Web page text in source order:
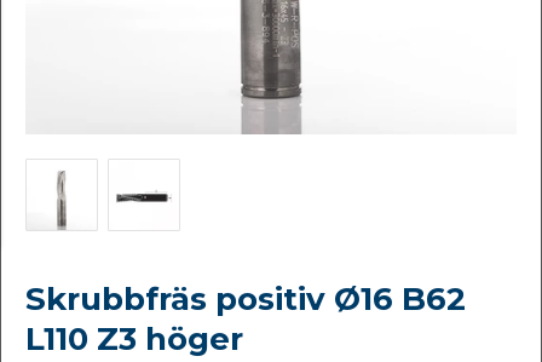
Skrubbfräs positiv Ø16 B62
L110 Z3 höger